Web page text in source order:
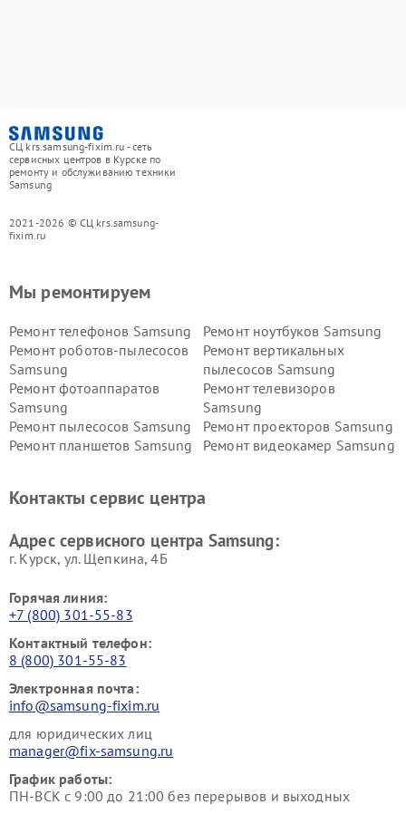
СЦ krs.samsung-fixim.ru - сеть
сервисных центров в Курске по
ремонту и обслуживанию техники
Samsung
2021-2026 © СЦ krs.samsung-
fixim.ru
Мы ремонтируем
Ремонт телефонов Samsung
Ремонт ноутбуков Samsung
Ремонт роботов-пылесосов
Samsung
Ремонт вертикальных
пылесосов Samsung
Ремонт фотоаппаратов
Samsung
Ремонт телевизоров
Samsung
Ремонт пылесосов Samsung
Ремонт проекторов Samsung
Ремонт планшетов Samsung
Ремонт видеокамер Samsung
Контакты сервис центра
Адрес сервисного центра Samsung:
г. Курск, ул. Щепкина, 4Б
Горячая линия:
+7 (800) 301-55-83
Контактный телефон:
8 (800) 301-55-83
Электронная почта:
info@samsung-fixim.ru
для юридических лиц
manager@fix-samsung.ru
График работы:
ПН-ВСК с 9:00 до 21:00 без перерывов и выходных